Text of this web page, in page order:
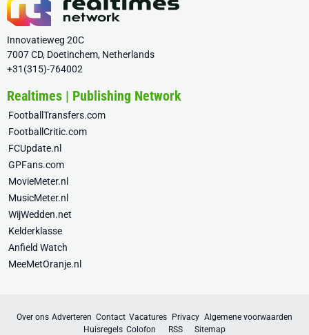
Innovatieweg 20C
7007 CD, Doetinchem, Netherlands
+31(315)-764002
Realtimes | Publishing Network
FootballTransfers.com
FootballCritic.com
FCUpdate.nl
GPFans.com
MovieMeter.nl
MusicMeter.nl
WijWedden.net
Kelderklasse
Anfield Watch
MeeMetOranje.nl
Over ons Adverteren Contact Vacatures Privacy Algemene voorwaarden
Huisregels Colofon RSS Sitemap